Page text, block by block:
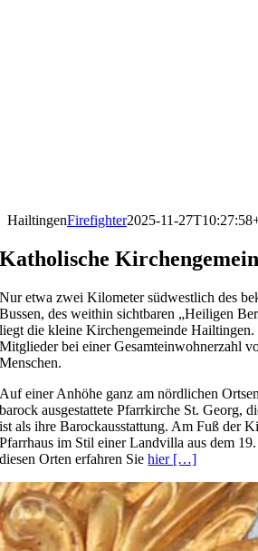
HailtingenFirefighter2025-11-
Katholische
Nur etwa zwei Kilometer südwestlich des
Bussen, des weithin sichtbaren „Heiligen
liegt die kleine Kirchengemeinde Hailtingen.
Mitglieder bei einer Gesamteinwohnerzahl
Menschen.
Auf einer Anhöhe ganz am nördlichen
barock ausgestattete Pfarrkirche St. Georg,
ist als ihre Barockausstattung. Am Fuß der
Pfarrhaus im Stil einer Landvilla aus dem
diesen Orten erfahren Siehier […]